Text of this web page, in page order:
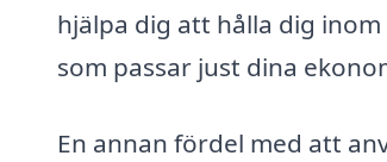
hjälpa dig att hålla dig
som passar just dina
En annan fördel med att